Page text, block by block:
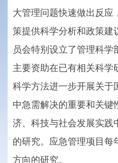
大管理问题快速做出反应
策提供科学分析和政策建
员会特别设立了管理科学
主要资助在已有相关科学
科学方法进一步开展关于
中急需解决的重要和关键
济、科技与社会发展实践
的研究。应急管理项目每
方向的研究。